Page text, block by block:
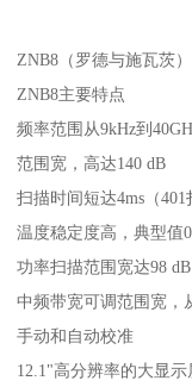
ZNB8（罗德与施瓦茨
ZNB8主要特点
频率范围从9kHz到
范围宽，高达140 dB
扫描时间短达4ms（401
温度稳定度高，典型值
功率扫描范围宽达98 dB
中频带宽可调范围宽，
手动和自动校准
12.1"高分辨率的大显示